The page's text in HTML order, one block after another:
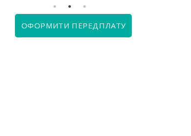
ОФОРМИТИ ПЕРЕДПЛАТУ